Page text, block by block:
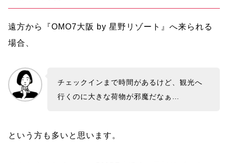
遠方から『OMO7大阪 by 星野リゾート』へ来られる
場合、
チェックインまで時間があるけど、観光へ
行くのに大きな荷物が邪魔だなぁ…
という方も多いと思います。